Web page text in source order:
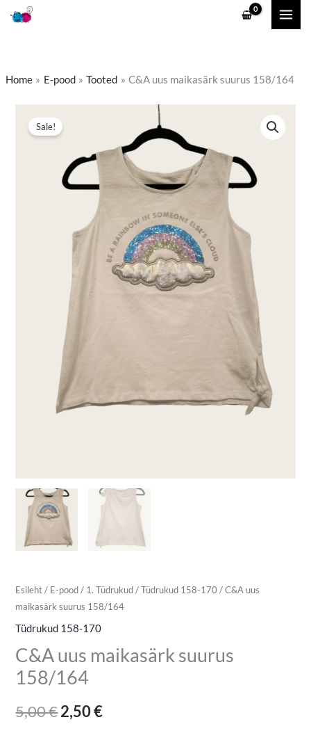
Skip
Home E-pood Tooted C&A uus maikasärk suurus 158/164
Sale!
Esileht/ E-pood/ 1. Tüdrukud/Tüdrukud 158-170 / C&A uus
maikasärk suurus 158/164
Tüdrukud 158-170
C&A uus maikasärk suurus
158/164
5,00€
Algne
oli:
5,00 €.
2,50€
Praegune
hind
uus